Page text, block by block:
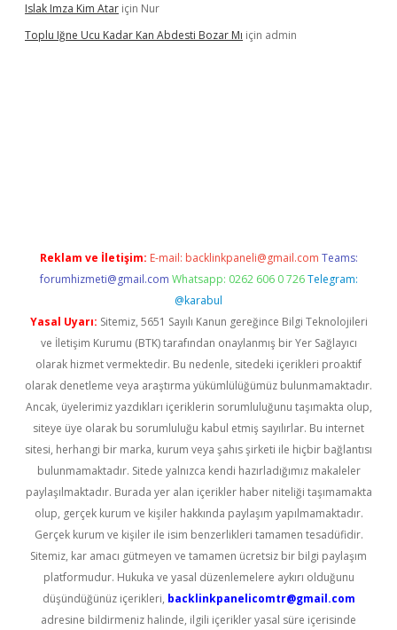
Islak Imza Kim Atar için Nur
Toplu Iğne Ucu Kadar Kan Abdesti Bozar Mı için admin
Reklam ve İletişim: E-mail: backlinkpaneli@gmail.com Teams:
forumhizmeti@gmail.com Whatsapp: 0262 606 0 726 Telegram:
@karabul
Yasal Uyarı: Sitemiz, 5651 Sayılı Kanun gereğince Bilgi Teknolojileri
ve İletişim Kurumu (BTK) tarafından onaylanmış bir Yer Sağlayıcı
olarak hizmet vermektedir. Bu nedenle, sitedeki içerikleri proaktif
olarak denetleme veya araştırma yükümlülüğümüz bulunmamaktadır.
Ancak, üyelerimiz yazdıkları içeriklerin sorumluluğunu taşımakta olup,
siteye üye olarak bu sorumluluğu kabul etmiş sayılırlar. Bu internet
sitesi, herhangi bir marka, kurum veya şahıs şirketi ile hiçbir bağlantısı
bulunmamaktadır. Sitede yalnızca kendi hazırladığımız makaleler
paylaşılmaktadır. Burada yer alan içerikler haber niteliği taşımamakta
olup, gerçek kurum ve kişiler hakkında paylaşım yapılmamaktadır.
Gerçek kurum ve kişiler ile isim benzerlikleri tamamen tesadüfidir.
Sitemiz, kar amacı gütmeyen ve tamamen ücretsiz bir bilgi paylaşım
platformudur. Hukuka ve yasal düzenlemelere aykırı olduğunu
düşündüğünüz içerikleri, backlinkpanelicomtr@gmail.com
adresine bildirmeniz halinde, ilgili içerikler yasal süre içerisinde